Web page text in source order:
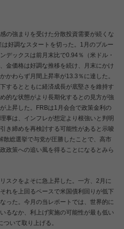
の強まりを受けた分散投資需要が続くな
好調なスタートを切った。1月のブルー
デックスは前月末比で0.94％（米ドル・
金価格は好調な推移を続け、月末にかけ
かわらず月間上昇率が13.3％に達した。
するとともに経済成長が底堅さを維持す
的な状態がより長期化するとの見方が強
上昇した。FRBは1月会合で政策金利の
事は、インフレが想定より根強いと判明
き締めを再検討する可能性があると示唆
散総選挙で与党が圧勝したことで、高市
政策への追い風を得ることになるとみら
スクをよそに急上昇した。一方、2月に
れを上回るペースで米国債利回りが低下
った。今月の当レポートでは、世界的に
るなか、利上げ実施の可能性が最も低い
いて取り上げる。